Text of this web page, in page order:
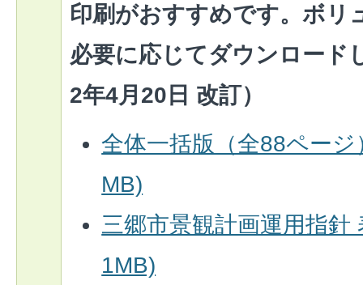
印刷がおすすめです。ボリ
必要に応じてダウンロード
2年4月20日 改訂）
全体一括版（全88ペー
MB)
三郷市景観計画運用指
1MB)